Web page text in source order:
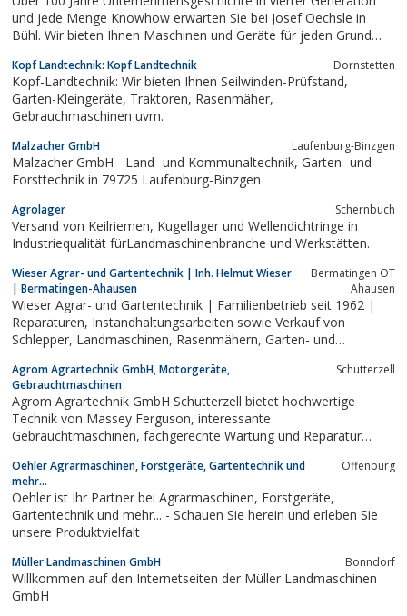
und jede Menge Knowhow erwarten Sie bei Josef Oechsle in
Bühl. Wir bieten Ihnen Maschinen und Geräte für jeden Grund
Gartenbesitzer.
Kopf Landtechnik: Kopf Landtechnik Dornstetten
Kopf-Landtechnik: Wir bieten Ihnen Seilwinden-Prüfstand,
Garten-Kleingeräte, Traktoren, Rasenmäher,
Gebrauchmaschinen uvm.
Malzacher GmbH Laufenburg-Binzgen
Malzacher GmbH - Land- und Kommunaltechnik, Garten- und
Forsttechnik in 79725 Laufenburg-Binzgen
Agrolager Schernbuch
Versand von Keilriemen, Kugellager und Wellendichtringe in
Industriequalität fürLandmaschinenbranche und Werkstätten.
Wieser Agrar- und Gartentechnik | Inh. Helmut Wieser
| Bermatingen-Ahausen
Bermatingen OT
Ahausen
Wieser Agrar- und Gartentechnik | Familienbetrieb seit 1962 |
Reparaturen, Instandhaltungsarbeiten sowie Verkauf von
Schlepper, Landmaschinen, Rasenmähern, Garten- und
Agrom Agrartechnik GmbH, Motorgeräte,
Gebrauchtmaschinen
Schutterzell
Agrom Agrartechnik GmbH Schutterzell bietet hochwertige
Technik von Massey Ferguson, interessante
Gebrauchtmaschinen, fachgerechte Wartung und Reparatur
Oehler Agrarmaschinen, Forstgeräte, Gartentechnik und
mehr...
Offenburg
Oehler ist Ihr Partner bei Agrarmaschinen, Forstgeräte,
Gartentechnik und mehr... - Schauen Sie herein und erleben Sie
unsere Produktvielfalt
Müller Landmaschinen GmbH Bonndorf
Willkommen auf den Internetseiten der Müller Landmaschinen
GmbH